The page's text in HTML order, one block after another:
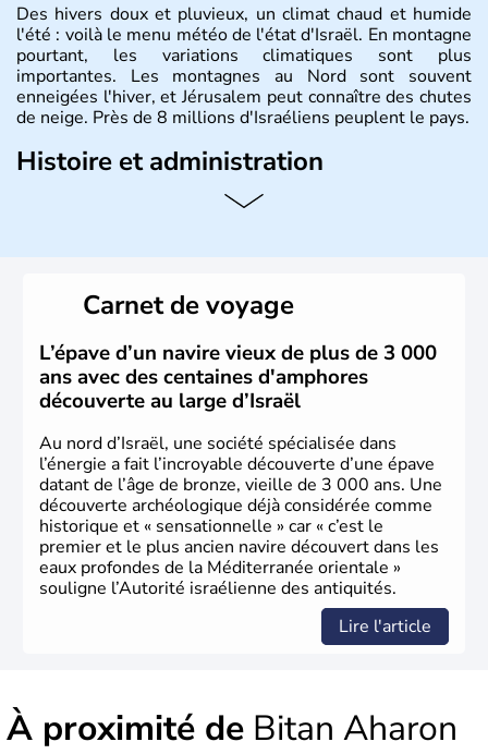
Des hivers doux et pluvieux, un climat chaud et humide
l'été : voilà le menu météo de l'état d'Israël. En montagne
pourtant, les variations climatiques sont plus
importantes. Les montagnes au Nord sont souvent
enneigées l'hiver, et Jérusalem peut connaître des chutes
de neige. Près de 8 millions d'Israéliens peuplent le pays.
Histoire et administration
L'Israël est un état de la partie est de la Méditerranée,
vrai essor économique dans le domaine des nouvelles
Carnet de voyage
L’épave d’un navire vieux de plus de 3 000
ans avec des centaines d'amphores
découverte au large d’Israël
Au nord d’Israël, une société spécialisée dans
l’énergie a fait l’incroyable découverte d’une épave
datant de l’âge de bronze, vieille de 3 000 ans. Une
découverte archéologique déjà considérée comme
historique et « sensationnelle » car « c’est le
premier et le plus ancien navire découvert dans les
eaux profondes de la Méditerranée orientale »
souligne l’Autorité israélienne des antiquités.
Lire l'article
À proximité de Bitan Aharon